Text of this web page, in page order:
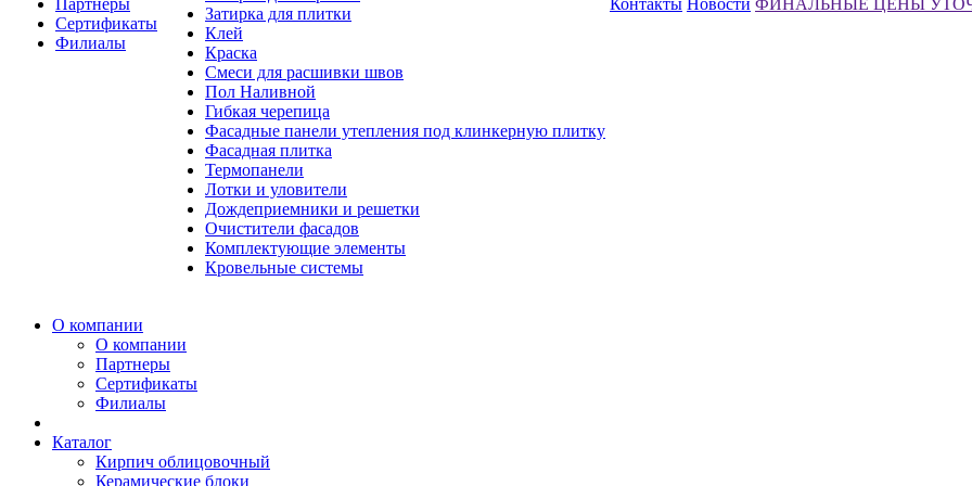
Партнеры
Сертификаты
Филиалы
Затирка для плитки
Клей
Краска
Смеси для расшивки швов
Пол Наливной
Гибкая черепица
Фасадные панели утепления под клинкерную плитку
Фасадная плитка
Термопанели
Лотки и уловители
Дождеприемники и решетки
Очистители фасадов
Комплектующие элементы
Кровельные системы
Контакты Новости ФИНАЛЬНЫЕ ЦЕНЫ
О компании
О компании
Партнеры
Сертификаты
Филиалы
Каталог
Кирпич облицовочный
Керамические блоки